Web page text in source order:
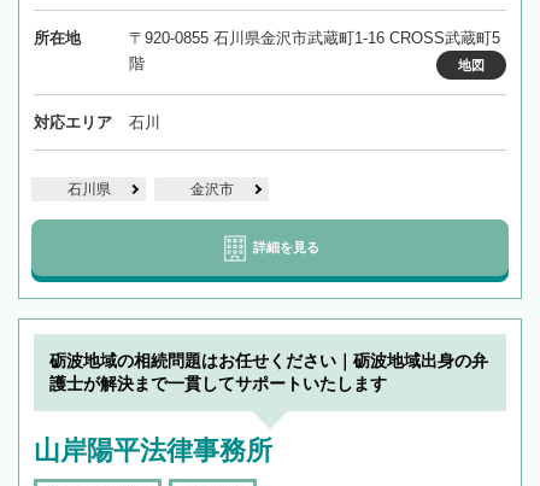
所在地
〒920-0855 石川県金沢市武蔵町1-16 CROSS武蔵町5
階
地図
対応エリア 石川
石川県 金沢市
詳細を見る
砺波地域の相続問題はお任せください｜砺波地域出身の弁
護士が解決まで一貫してサポートいたします
山岸陽平法律事務所